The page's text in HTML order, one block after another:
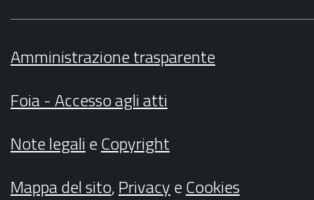
Amministrazione trasparente
Foia - Accesso agli atti
Note legalieCopyright
Mappa del sito,PrivacyeCookies